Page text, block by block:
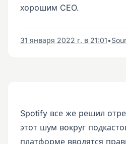
хорошим CEO.
31 января 2022 г. в 21:01•
Spotify все же решил
этот шум вокруг
платформе вводятся